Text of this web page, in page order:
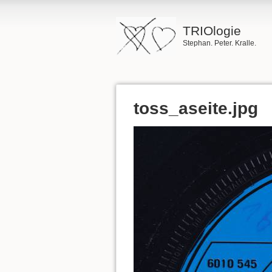
TRIOlogie
Stephan. Peter. Kralle.
toss_aseite.jpg